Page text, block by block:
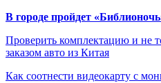
В городе пройдет
Проверить комплектацию и не
заказом авто из Китая
Как соотнести видеокарту с